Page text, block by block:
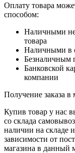
Оплату товара
способом:
Наличными
товара
Наличными в
Безналичным
Банковской
компании
Получение заказа в
Купив товар у нас
со склада
наличии на складе
зависимости от
магазина в данный